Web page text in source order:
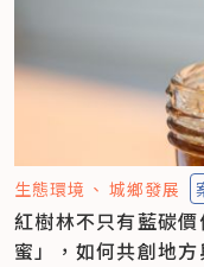
生態環境 城鄉發展
紅樹林不只有藍碳
蜜」，如何共創地方